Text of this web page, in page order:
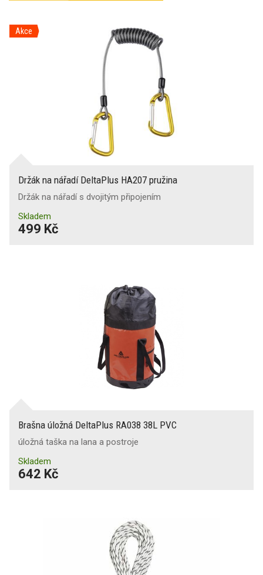
Akce
Držák na nářadí DeltaPlus HA207 pružina
Držák na nářadí s dvojitým připojením
Skladem
499 Kč
Brašna úložná DeltaPlus RA038 38L PVC
úložná taška na lana a postroje
Skladem
642 Kč